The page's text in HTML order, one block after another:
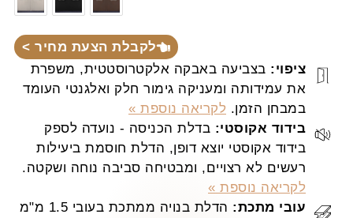
ציפוי: בצביעה באבקה אלקטרוסטטית, משפרת
את עמידותה ומעניקה גימור חלק ואלגנטי העומד
במבחן הזמן. לקריאה נוספת »
בידוד אקוסטי: בדלת הכניסה - נועדה לספק
בידוד אקוסטי יוצא דופן, הדלת חוסמת ביעילות
רעשים לא רצויים, ומבטיחה סביבה נוחה ושקטה.
לקריאה נוספת »
עובי מתכת:
הדלת בנויה ממתכת בעובי 1.5 מ"מ
לקבלת הצעת מחיר >